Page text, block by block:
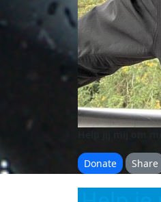
Help jij mij om
Donate Share